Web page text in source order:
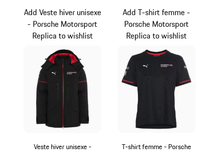
Veste hiver unisexe -
Add Veste hiver unisexe
- Porsche Motorsport
Replica to wishlist
T-shirt femme - Porsche
Add T-shirt femme -
Porsche Motorsport
Replica to wishlist